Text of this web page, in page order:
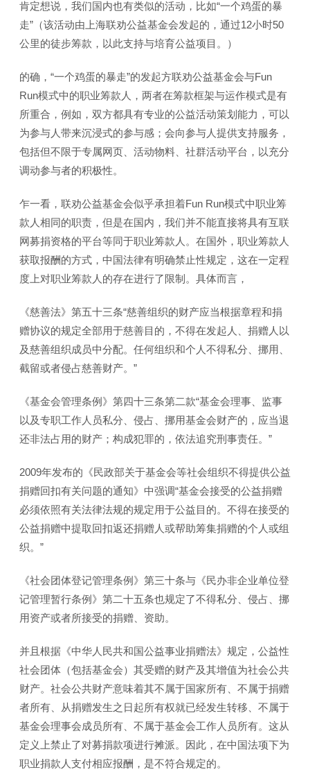
肯定想说，我们国内也有类似的活动，比如“一个鸡蛋的暴
走”（该活动由上海联劝公益基金会发起的，通过12小时50
公里的徒步筹款，以此支持与培育公益项目。）
的确，“一个鸡蛋的暴走”的发起方联劝公益基金会与Fun
Run模式中的职业筹款人，两者在筹款框架与运作模式是有
所重合，例如，双方都具有专业的公益活动策划能力，可以
为参与人带来沉浸式的参与感；会向参与人提供支持服务，
包括但不限于专属网页、活动物料、社群活动平台，以充分
调动参与者的积极性。
乍一看，联劝公益基金会似乎承担着Fun Run模式中职业筹
款人相同的职责，但是在国内，我们并不能直接将具有互联
网募捐资格的平台等同于职业筹款人。在国外，职业筹款人
获取报酬的方式，中国法律有明确禁止性规定，这在一定程
度上对职业筹款人的存在进行了限制。具体而言，
《慈善法》第五十三条“慈善组织的财产应当根据章程和捐
赠协议的规定全部用于慈善目的，不得在发起人、捐赠人以
及慈善组织成员中分配。任何组织和个人不得私分、挪用、
截留或者侵占慈善财产。”
《基金会管理条例》第四十三条第二款“基金会理事、监事
以及专职工作人员私分、侵占、挪用基金会财产的，应当退
还非法占用的财产；构成犯罪的，依法追究刑事责任。”
2009年发布的《民政部关于基金会等社会组织不得提供公益
捐赠回扣有关问题的通知》中强调“基金会接受的公益捐赠
必须依照有关法律法规的规定用于公益目的。不得在接受的
公益捐赠中提取回扣返还捐赠人或帮助筹集捐赠的个人或组
织。”
《社会团体登记管理条例》第三十条与《民办非企业单位登
记管理暂行条例》第二十五条也规定了不得私分、侵占、挪
用资产或者所接受的捐赠、资助。
并且根据《中华人民共和国公益事业捐赠法》规定，公益性
社会团体（包括基金会）其受赠的财产及其增值为社会公共
财产。社会公共财产意味着其不属于国家所有、不属于捐赠
者所有、从捐赠发生之日起所有权就已经发生转移、不属于
基金会理事会成员所有、不属于基金会工作人员所有。这从
定义上禁止了对募捐款项进行摊派。因此，在中国法项下为
职业捐款人支付相应报酬，是不符合规定的。